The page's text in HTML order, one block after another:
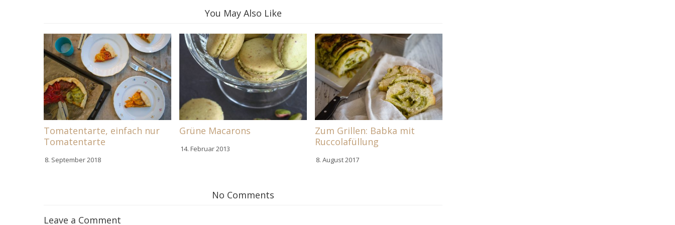
You May Also Like
Tomatentarte, einfach nur
Tomatentarte
8. September 2018
Grüne Macarons
14. Februar 2013
Zum Grillen: Babka mit
Ruccolafüllung
8. August 2017
No Comments
Leave a Comment